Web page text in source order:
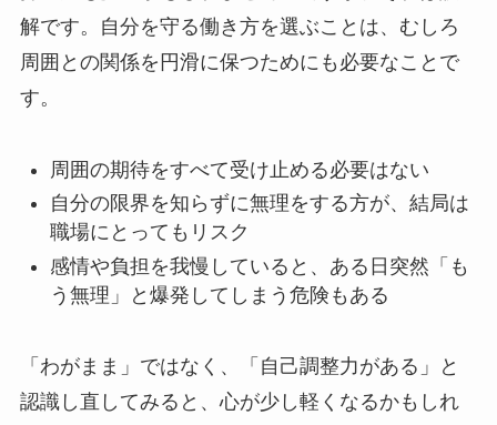
解です。自分を守る働き方を選ぶことは、むしろ
周囲との関係を円滑に保つためにも必要なことで
す。
周囲の期待をすべて受け止める必要はない
自分の限界を知らずに無理をする方が、結局は
職場にとってもリスク
感情や負担を我慢していると、ある日突然「も
う無理」と爆発してしまう危険もある
「わがまま」ではなく、「自己調整力がある」と
認識し直してみると、心が少し軽くなるかもしれ